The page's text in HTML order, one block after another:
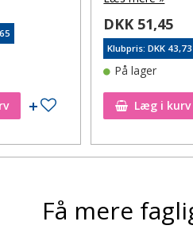
Tilføj til ønskeseddel
DKK 51,45
Klubpris: DKK 43,73
På lager
Læg i kurv
Få mere